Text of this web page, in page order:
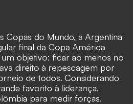
Copas do Mundo, a Argentina
final da Copa América
objetivo: ficar ao menos no
direito à repescagem por
de todos. Considerando
favorito à liderança,
para medir forças.